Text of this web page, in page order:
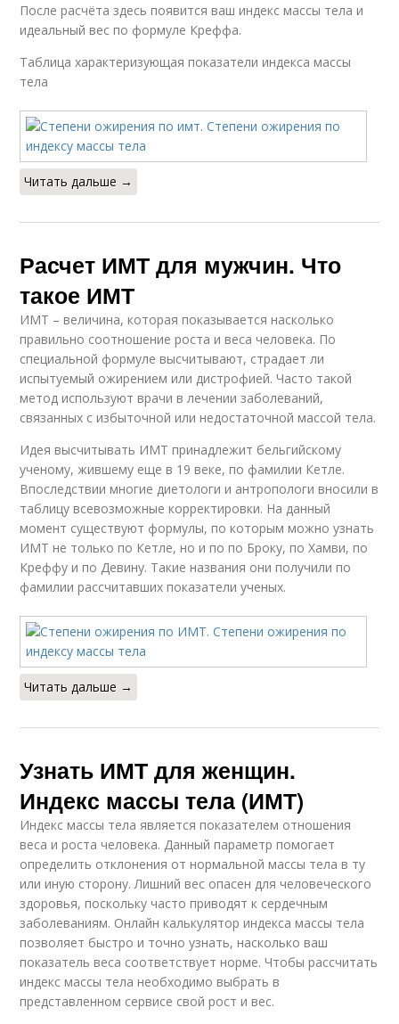
После расчёта здесь появится ваш индекс массы тела и
идеальный вес по формуле Креффа.
Таблица характеризующая показатели индекса массы
тела
Читать дальше →
Расчет ИМТ для мужчин. Что
такое ИМТ
ИМТ – величина, которая показывается насколько
правильно соотношение роста и веса человека. По
специальной формуле высчитывают, страдает ли
испытуемый ожирением или дистрофией. Часто такой
метод используют врачи в лечении заболеваний,
связанных с избыточной или недостаточной массой тела.
Идея высчитывать ИМТ принадлежит бельгийскому
ученому, жившему еще в 19 веке, по фамилии Кетле.
Впоследствии многие диетологи и антропологи вносили в
таблицу всевозможные корректировки. На данный
момент существуют формулы, по которым можно узнать
ИМТ не только по Кетле, но и по по Броку, по Хамви, по
Креффу и по Девину. Такие названия они получили по
фамилии рассчитавших показатели ученых.
Читать дальше →
Узнать ИМТ для женщин.
Индекс массы тела (ИМТ)
Индекс массы тела является показателем отношения
веса и роста человека. Данный параметр помогает
определить отклонения от нормальной массы тела в ту
или иную сторону. Лишний вес опасен для человеческого
здоровья, поскольку часто приводят к сердечным
заболеваниям. Онлайн калькулятор индекса массы тела
позволяет быстро и точно узнать, насколько ваш
показатель веса соответствует норме. Чтобы рассчитать
индекс массы тела необходимо выбрать в
представленном сервисе свой рост и вес.